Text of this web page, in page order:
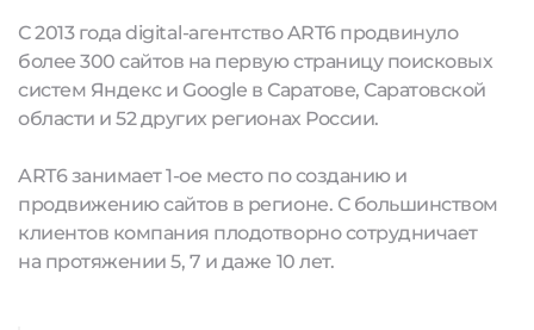
С 2013 года digital-агентство ART6 продвинуло
более 300 сайтов на первую страницу поисковых
систем Яндекс и Google в Саратове, Саратовской
области и 52 других регионах России.
ART6 занимает 1-ое место по созданию и
продвижению сайтов в регионе. С большинством
клиентов компания плодотворно сотрудничает
на протяжении 5, 7 и даже 10 лет.